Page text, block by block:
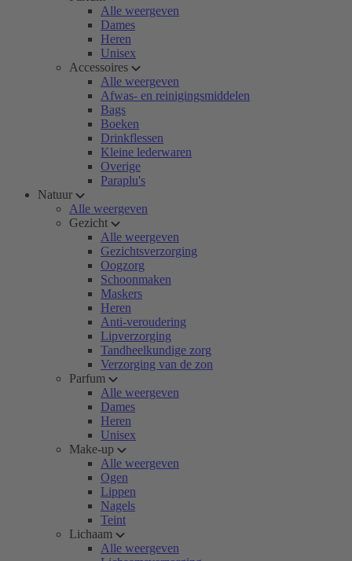
Alle weergeven
Dames
Heren
Unisex
Accessoires
Alle weergeven
Afwas- en reinigingsmiddelen
Bags
Boeken
Drinkflessen
Kleine lederwaren
Overige
Paraplu's
Natuur
Alle weergeven
Gezicht
Alle weergeven
Gezichtsverzorging
Oogzorg
Schoonmaken
Maskers
Heren
Anti-veroudering
Lipverzorging
Tandheelkundige zorg
Verzorging van de zon
Parfum
Alle weergeven
Dames
Heren
Unisex
Make-up
Alle weergeven
Ogen
Lippen
Nagels
Teint
Lichaam
Alle weergeven